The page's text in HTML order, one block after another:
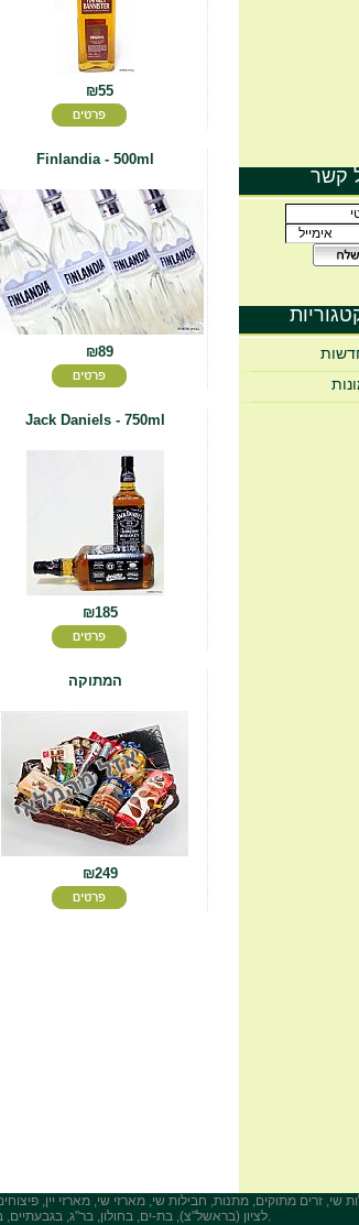
Finlandia - 500ml
Jack Daniels - 750ml
₪185
המתוקה
₪249
קשר
שי, זרים מתוקים, מתנות, חבילות שי, מארזי שי, מארזי יין,
לציון (בראשל"צ), בת-ים, בחולון, בר"ג, , ברחובות, בפתח תקווה, בהרצליה ובכל ישראל.